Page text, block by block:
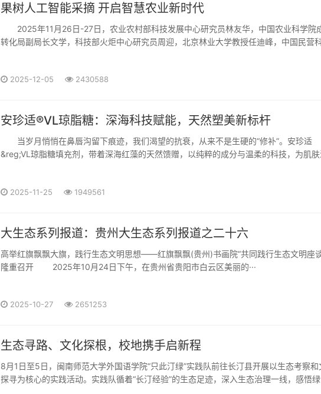
果树人工智能采摘 开启智慧农业新时代
2025年11月26日-27日，农业农村部科技发展中心研究员林友华，中国农业科学院
转化局副局长文学，科技部火炬中心研究员周迎，北京林业大学教授任迪峰，中国民营
2025-12-05 2430588
安珍适®️VL琼脂糖：深海科技赋能，天然塑美新标杆
当岁月悄悄在鼻唇沟留下痕迹，我们渴望的抗衰，从来不是生硬的“修补”。安珍适
&reg;️VL琼脂糖填充剂，带着深海红藻的天然馈赠，以纯粹的成分与温柔的科技，为肌肤
2025-11-25 1949561
大生态系列报道：贵州大生态系列报道之二十六
高举红旗飘飘大旗，践行生态文明思想——红旗飘飘(贵州)书画院“共同践行生态文明座
隆重召开 2025年10月24日下午，在贵州省贵阳市白云区美丽的···
2025-10-27 2651253
生态寻路、文化探根，校地携手启新程
8月1日至5日，闽南师范大学外国语学院“只此汀绿”实践队前往长汀县开展以生态考察和
探寻为核心的实践活动。实践队循着“长汀经验”的生态足迹，深入生态治理一线，感悟绿